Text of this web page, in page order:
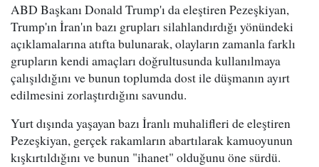
ABD Başkanı Donald Trump'ı da eleştiren Pezeşkiyan,
Trump'ın İran'ın bazı grupları silahlandırdığı yönündeki
açıklamalarına atıfta bulunarak, olayların zamanla farklı
grupların kendi amaçları doğrultusunda kullanılmaya
çalışıldığını ve bunun toplumda dost ile düşmanın ayırt
edilmesini zorlaştırdığını savundu.
Yurt dışında yaşayan bazı İranlı muhalifleri de eleştiren
Pezeşkiyan, gerçek rakamların abartılarak kamuoyunun
kışkırtıldığını ve bunun "ihanet" olduğunu öne sürdü.